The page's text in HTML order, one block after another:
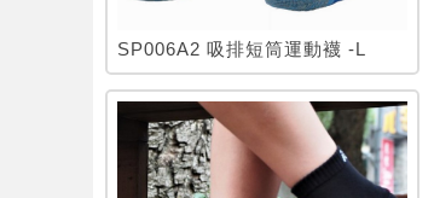
SP006A2 吸排短筒運動襪 -L